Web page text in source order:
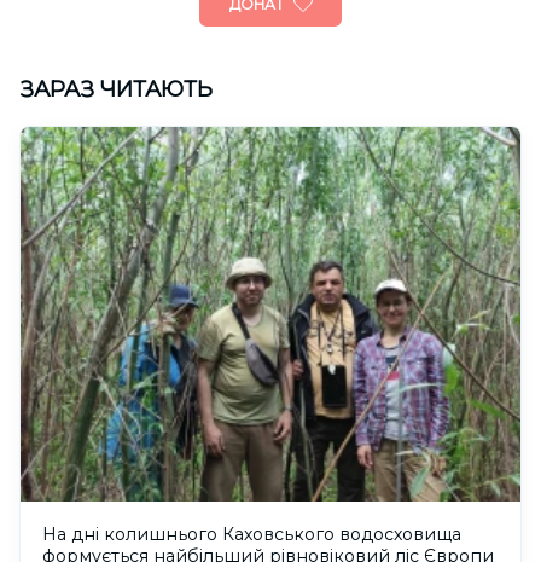
ДОНАТ
ЗАРАЗ ЧИТАЮТЬ
На дні колишнього Каховського водосховища
формується найбільший рівновіковий ліс Європи